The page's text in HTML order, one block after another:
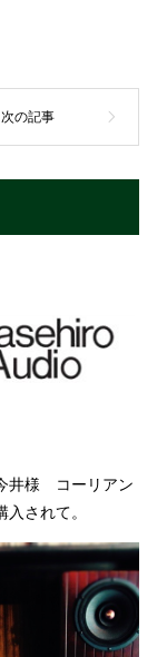
井様 コーリアン
入されて。